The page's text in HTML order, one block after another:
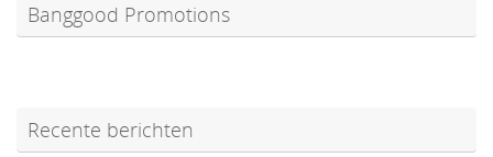
Banggood Promotions
Recente berichten